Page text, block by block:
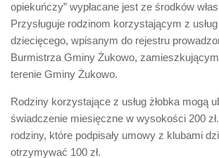
opiekuńczy” wypłacane jest ze środków
Przysługuje rodzinom korzystającym z
dziecięcego, wpisanym do rejestru
Burmistrza Gminy Żukowo,
terenie Gminy Żukowo.
Rodziny korzystające z usług żłobka mogą
świadczenie miesięczne w wysokości 200
rodziny, które podpisały umowy z klubami
otrzymywać 100 zł.